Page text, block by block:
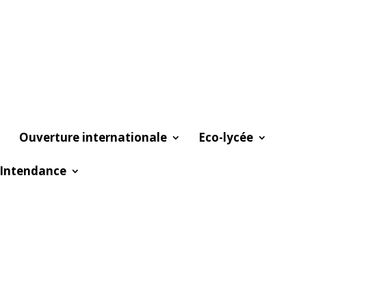
Ouverture internationale Eco-lycée
Intendance